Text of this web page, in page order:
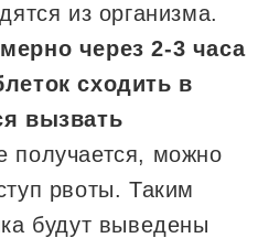
из организма.
через 2-3 часа
сходить в
вызвать
получается, можно
рвоты. Таким
будут выведены